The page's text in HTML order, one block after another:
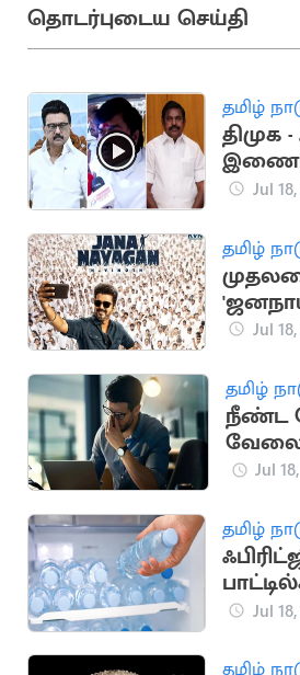
தொடர்புடைய செய்தி
தமிழ்
திமுக
Jul
தமிழ்
Jul
தமிழ்
நீண்ட
வேலை
Jul
தமிழ்
Jul